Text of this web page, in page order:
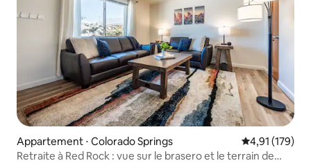
Appartement ⋅ Colorado Springs Évaluation
4,91 (179)
Retraite à Red Rock : vue sur le brasero et le terrain de